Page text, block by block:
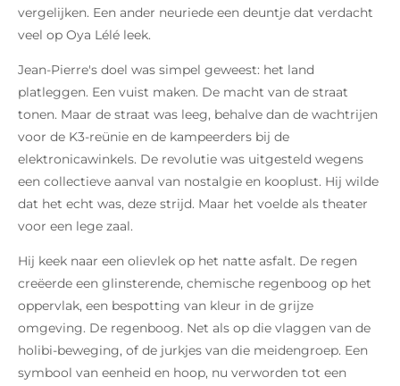
vergelijken. Een ander neuriede een deuntje dat verdacht
veel op Oya Lélé leek.
Jean-Pierre's doel was simpel geweest: het land
platleggen. Een vuist maken. De macht van de straat
tonen. Maar de straat was leeg, behalve dan de wachtrijen
voor de K3-reünie en de kampeerders bij de
elektronicawinkels. De revolutie was uitgesteld wegens
een collectieve aanval van nostalgie en kooplust. Hij wilde
dat het echt was, deze strijd. Maar het voelde als theater
voor een lege zaal.
Hij keek naar een olievlek op het natte asfalt. De regen
creëerde een glinsterende, chemische regenboog op het
oppervlak, een bespotting van kleur in de grijze
omgeving. De regenboog. Net als op die vlaggen van de
holibi-beweging, of de jurkjes van die meidengroep. Een
symbool van eenheid en hoop, nu verworden tot een